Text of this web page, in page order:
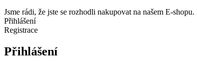
Jsme rádi, že jste se rozhodli nakupovat na našem E-
Přihlášení
Registrace
Přihlášení